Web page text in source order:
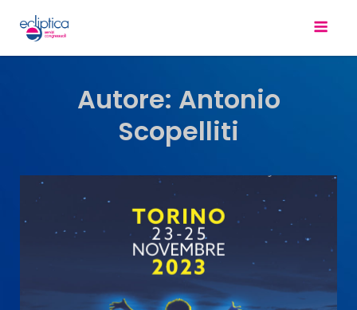
Autore: Antonio
Scopelliti